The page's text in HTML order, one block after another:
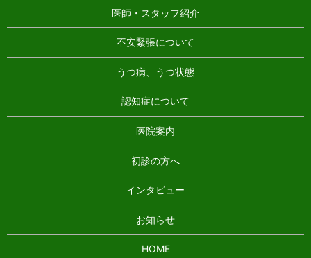
医師・スタッフ紹介
不安緊張について
うつ病、うつ状態
認知症について
医院案内
初診の方へ
インタビュー
お知らせ
HOME